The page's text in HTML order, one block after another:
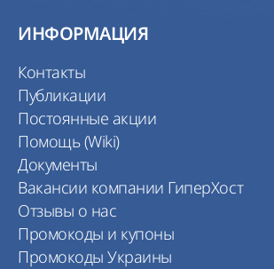
ИНФОРМАЦИЯ
Контакты
Публикации
Постоянные акции
Помощь (Wiki)
Документы
Вакансии компании ГиперХост
Отзывы о нас
Промокоды и купоны
Промокоды Украины